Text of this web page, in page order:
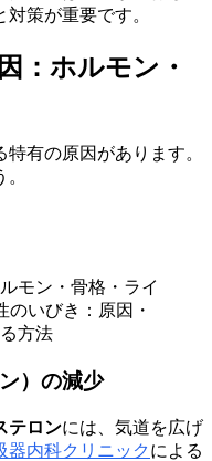
策が重要です。
：ホルモン・
有の原因があります。
モン・骨格・ライ
のいびき：原因・
方法
）の減少
テロンには、気道を広げ
器内科クリニック による